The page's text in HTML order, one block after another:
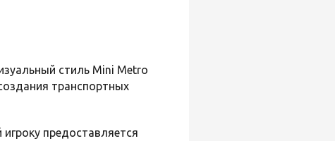
стиль Mini Metro
транспортных
игроку предоставляется